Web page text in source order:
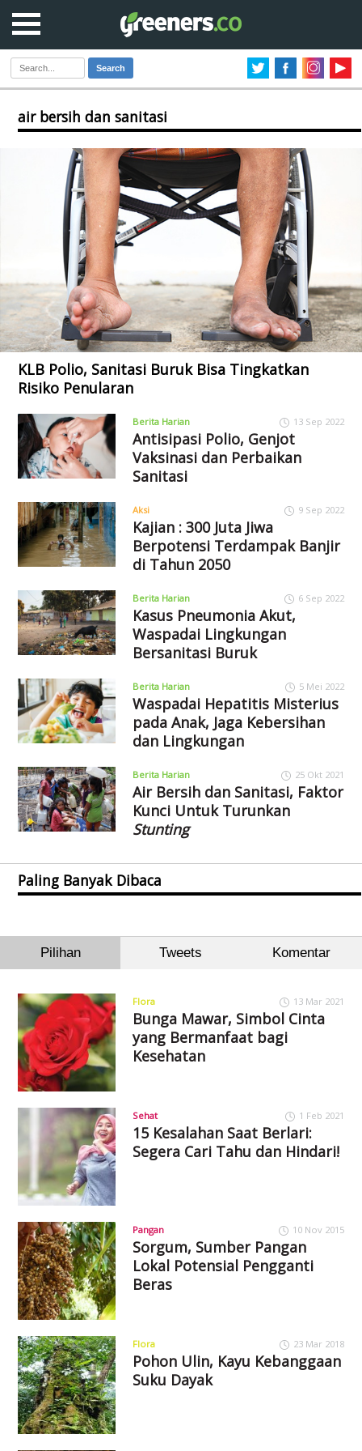
Search
air bersih dan sanitasi
KLB Polio, Sanitasi Buruk Bisa Tingkatkan
Risiko Penularan
Berita Harian 13 Sep 2022
Antisipasi Polio, Genjot
Vaksinasi dan Perbaikan
Sanitasi
Aksi 9 Sep 2022
Kajian : 300 Juta Jiwa
Berpotensi Terdampak Banjir
di Tahun 2050
Berita Harian 6 Sep 2022
Kasus Pneumonia Akut,
Waspadai Lingkungan
Bersanitasi Buruk
Berita Harian 5 Mei 2022
Waspadai Hepatitis Misterius
pada Anak, Jaga Kebersihan
dan Lingkungan
Berita Harian 25 Okt 2021
Air Bersih dan Sanitasi, Faktor
Kunci Untuk Turunkan
Stunting
Paling Banyak Dibaca
Pilihan Tweets Komentar
Flora 13 Mar 2021
Bunga Mawar, Simbol Cinta
yang Bermanfaat bagi
Kesehatan
Sehat 1 Feb 2021
15 Kesalahan Saat Berlari:
Segera Cari Tahu dan Hindari!
Pangan 10 Nov 2015
Sorgum, Sumber Pangan
Lokal Potensial Pengganti
Beras
Flora 23 Mar 2018
Pohon Ulin, Kayu Kebanggaan
Suku Dayak